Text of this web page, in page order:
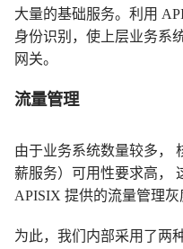
大量的基础服务。利用
身份识别，使上层业务系
网关。
流量管理
由于业务系统数量较多，
薪服务）可用性要求高，
APISIX 提供的流量管理灰
为此，我们内部采用了两